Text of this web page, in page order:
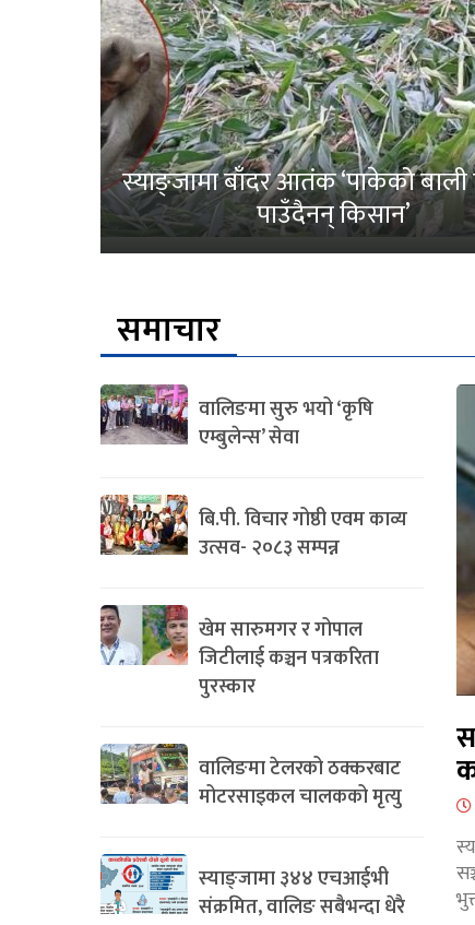
स्याङ्जामा बाँदर आतंक ‘पाकेको बाली
पाउँदैनन् किसान’
समाचार
वालिङमा सुरु भयो ‘कृषि
एम्बुलेन्स’ सेवा
बि.पी. विचार गोष्ठी एवम काव्य
उत्सव- २०८३ सम्पन्न
खेम सारुमगर र गोपाल
जिटीलाई कञ्चन पत्रकरिता
पुरस्कार
वालिङमा टेलरको ठक्करबाट
मोटरसाइकल चालकको मृत्यु
स्याङ्जामा ३४४ एचआईभी
संक्रमित, वालिङ सबैभन्दा धेरै